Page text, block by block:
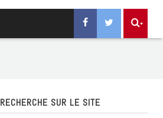
RECHERCHE SUR LE SITE